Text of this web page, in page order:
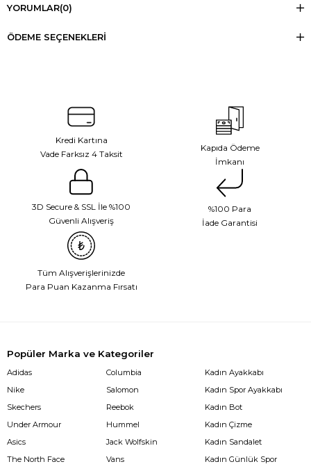
YORUMLAR(0)
ÖDEME SEÇENEKLERI
Kredi Kartına
Vade Farksız 4 Taksit
Kapıda Ödeme
İmkanı
3D Secure & SSL İle %100
Güvenli Alışveriş
%100 Para
İade Garantisi
Tüm Alışverişlerinizde
Para Puan Kazanma Fırsatı
Popüler Marka ve Kategoriler
Adidas
Nike
Skechers
Under Armour
Asics
The North Face
Columbia
Salomon
Reebok
Hummel
Jack Wolfskin
Vans
Kadın Ayakkabı
Kadın Spor Ayakkabı
Kadın Bot
Kadın Çizme
Kadın Sandalet
Kadın Günlük Spor